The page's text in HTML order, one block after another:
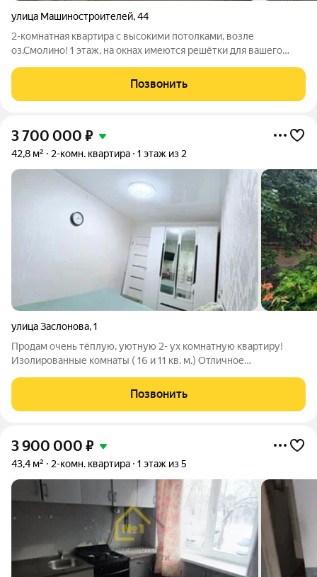
улица Машиностроителей,44
2-комнатная квартира с высокими потолками, возле
оз.Смолино! 1 этаж, на окнах имеются решётки для вашего
кв.м. - раздельный санузел Всё рядом: - школы, лицей №77 и
РЖД лицей №4, детские сады
Позвонить
3 700 000 ₽
42,8 м² 2-комн. квартира 1 этаж из 2
улица Заслонова,1
Продам очень тёплую, уютную 2- ух комнатную квартиру!
Изолированные комнаты ( 16 и 11 кв. м.) Отличное
выполнен ремонт. Установлены качественные евро окна.
Новая металлическая современная входная
Позвонить
3 900 000 ₽
43,4 м² 2-комн. квартира 1 этаж из 5